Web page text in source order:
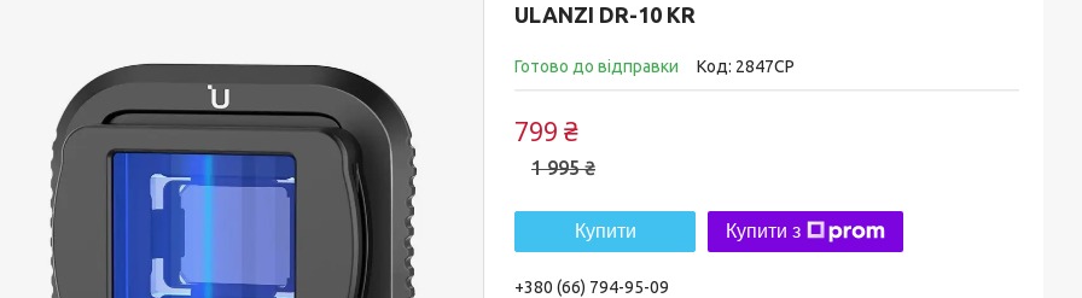
ULANZI DR-10 KR
Готово до відправки Код: 2847CP
1 995 ₴
799 ₴
Купити Купити з
+380 (66) 794-95-09